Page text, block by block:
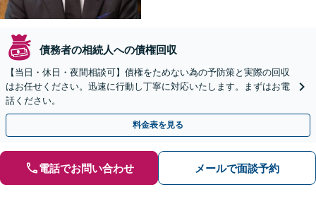
債務者の相続人への債権回収
【当日・休日・夜間相談可】債権をためない為の予防策と実際の回収
はお任せください。迅速に行動し丁寧に対応いたします。まずはお電
話ください。
料金表を見る
電話でお問い合わせ メールで面談予約